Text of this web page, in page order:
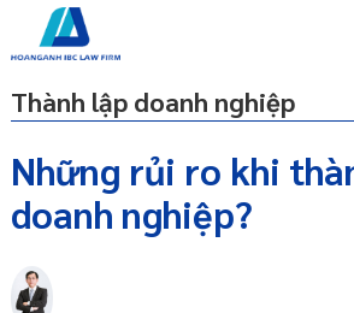
Thành lập doanh nghiệp
Những rủi ro khi
doanh nghiệp?
phí qua zalo
sư trực tuyến online
ty/doanh nghiệp